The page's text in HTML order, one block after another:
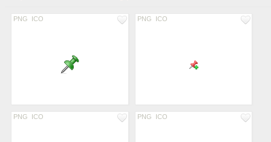
PNG ICO PNG ICO
PNG ICO PNG ICO